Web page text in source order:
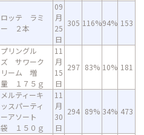
ロッテ ラミ
ー ２本
09
月
25
日
305 116%94% 153
プリングル
ズ サワーク
リーム 増
量 １７５ｇ
11
月
15
日
297 83% 10% 181
メルティーキ
ッスパーティ
ーアソート
袋 １５０ｇ
11
月
30
日
294 89% 34% 473